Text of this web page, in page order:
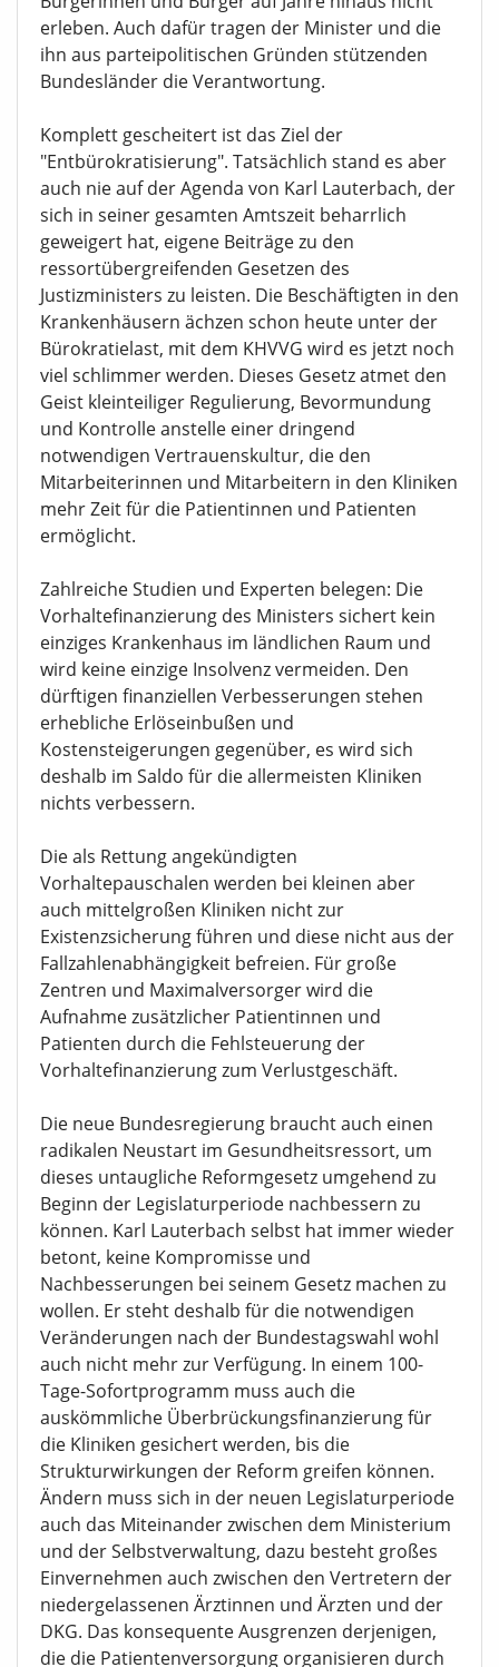
erleben. Auch dafür tragen der Minister und die
ihn aus parteipolitischen Gründen stützenden
Bundesländer die Verantwortung.
Komplett gescheitert ist das Ziel der
"Entbürokratisierung". Tatsächlich stand es aber
auch nie auf der Agenda von Karl Lauterbach, der
sich in seiner gesamten Amtszeit beharrlich
geweigert hat, eigene Beiträge zu den
ressortübergreifenden Gesetzen des
Justizministers zu leisten. Die Beschäftigten in den
Krankenhäusern ächzen schon heute unter der
Bürokratielast, mit dem KHVVG wird es jetzt noch
viel schlimmer werden. Dieses Gesetz atmet den
Geist kleinteiliger Regulierung, Bevormundung
und Kontrolle anstelle einer dringend
notwendigen Vertrauenskultur, die den
Mitarbeiterinnen und Mitarbeitern in den Kliniken
mehr Zeit für die Patientinnen und Patienten
ermöglicht.
Zahlreiche Studien und Experten belegen: Die
Vorhaltefinanzierung des Ministers sichert kein
einziges Krankenhaus im ländlichen Raum und
wird keine einzige Insolvenz vermeiden. Den
dürftigen finanziellen Verbesserungen stehen
erhebliche Erlöseinbußen und
Kostensteigerungen gegenüber, es wird sich
deshalb im Saldo für die allermeisten Kliniken
nichts verbessern.
Die als Rettung angekündigten
Vorhaltepauschalen werden bei kleinen aber
auch mittelgroßen Kliniken nicht zur
Existenzsicherung führen und diese nicht aus der
Fallzahlenabhängigkeit befreien. Für große
Zentren und Maximalversorger wird die
Aufnahme zusätzlicher Patientinnen und
Patienten durch die Fehlsteuerung der
Vorhaltefinanzierung zum Verlustgeschäft.
Die neue Bundesregierung braucht auch einen
radikalen Neustart im Gesundheitsressort, um
dieses untaugliche Reformgesetz umgehend zu
Beginn der Legislaturperiode nachbessern zu
können. Karl Lauterbach selbst hat immer wieder
betont, keine Kompromisse und
Nachbesserungen bei seinem Gesetz machen zu
wollen. Er steht deshalb für die notwendigen
Veränderungen nach der Bundestagswahl wohl
auch nicht mehr zur Verfügung. In einem 100-
Tage-Sofortprogramm muss auch die
auskömmliche Überbrückungsfinanzierung für
die Kliniken gesichert werden, bis die
Strukturwirkungen der Reform greifen können.
Ändern muss sich in der neuen Legislaturperiode
auch das Miteinander zwischen dem Ministerium
und der Selbstverwaltung, dazu besteht großes
Einvernehmen auch zwischen den Vertretern der
niedergelassenen Ärztinnen und Ärzten und der
DKG. Das konsequente Ausgrenzen derjenigen,
die die Patientenversorgung organisieren durch